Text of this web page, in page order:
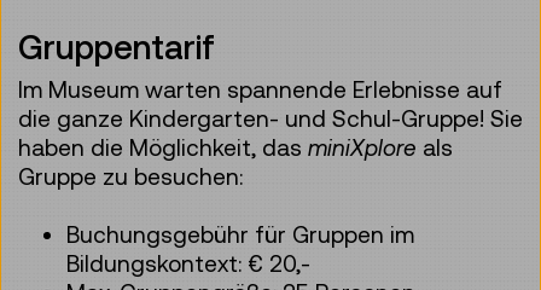
Gruppentarif
Im Museum warten spannende Erlebnisse auf
die ganze Kindergarten- und Schul-Gruppe! Sie
haben die Möglichkeit, das miniXplore als
Gruppe zu besuchen:
Buchungsgebühr für Gruppen im
Bildungskontext: € 20,-